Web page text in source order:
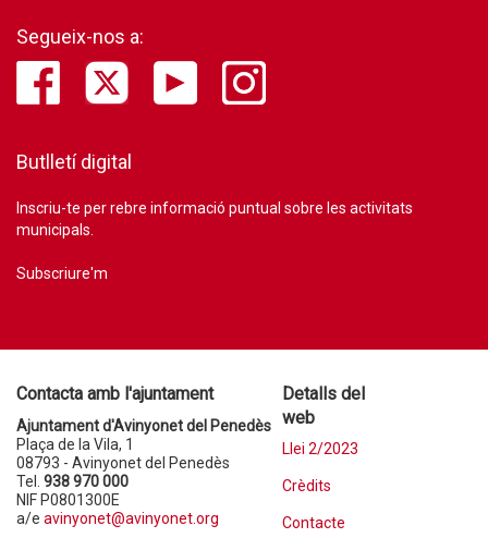
Segueix-nos a:
Butlletí digital
Inscriu-te per rebre informació puntual sobre les activitats
municipals.
Subscriure'm
Contacta amb l'ajuntament
Ajuntament d'Avinyonet del Penedès
Plaça de la Vila, 1
08793 - Avinyonet del Penedès
Tel. 938 970 000
NIF P0801300E
a/e avinyonet@avinyonet.org
Detalls del
web
Llei 2/2023
Crèdits
Contacte